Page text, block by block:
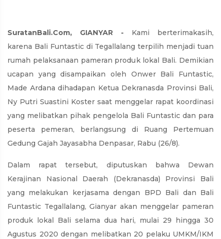
SuratanBali.Com, GIANYAR - Kami berterimakasih,
karena Bali Funtastic di Tegallalang terpilih menjadi tuan
rumah pelaksanaan pameran produk lokal Bali. Demikian
ucapan yang disampaikan oleh Onwer Bali Funtastic,
Made Ardana dihadapan Ketua Dekranasda Provinsi Bali,
Ny Putri Suastini Koster saat menggelar rapat koordinasi
yang melibatkan pihak pengelola Bali Funtastic dan para
peserta pemeran, berlangsung di Ruang Pertemuan
Gedung Gajah Jayasabha Denpasar, Rabu (26/8).
Dalam rapat tersebut, diputuskan bahwa Dewan
Kerajinan Nasional Daerah (Dekranasda) Provinsi Bali
yang melakukan kerjasama dengan BPD Bali dan Bali
Funtastic Tegallalang, Gianyar akan menggelar pameran
produk lokal Bali selama dua hari, mulai 29 hingga 30
Agustus 2020 dengan melibatkan 20 pelaku UMKM/IKM